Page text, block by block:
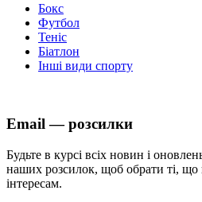
Бокс
Футбол
Теніс
Біатлон
Інші види спорту
Email — розсилки
Будьте в курсі всіх новин і
наших розсилок, щоб обрати ті, що
інтересам.